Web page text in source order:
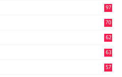
97
70
62
63
57